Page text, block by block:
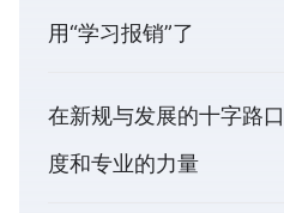
用“学习报销”了
在新规与发展的十字路
度和专业的力量